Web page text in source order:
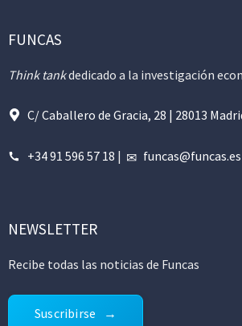
FUNCAS
Think tankdedicado a la investigación
C/ Caballero de Gracia, 28 | 28013
+34 91 596 57 18 | funcas@funcas.es
NEWSLETTER
Recibe todas las noticias de Funcas
Suscribirse